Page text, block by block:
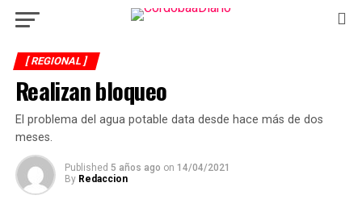
[ REGIONAL ]
Realizan bloqueo
El problema del agua potable data desde hace más de dos
meses.
Published 5 años ago on 14/04/2021
By Redaccion